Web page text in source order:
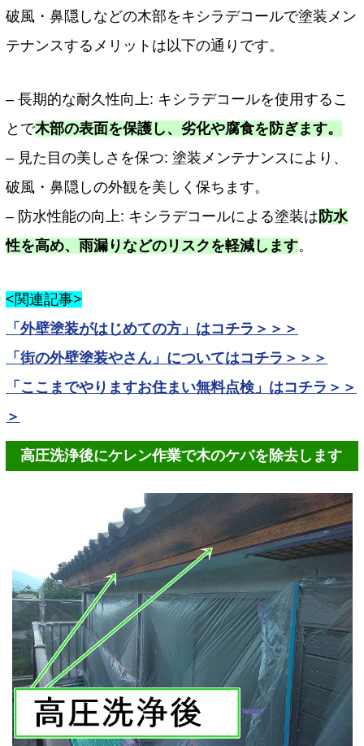
破風・鼻隠しなどの木部をキシラデコールで塗装メン
テナンスするメリットは以下の通りです。
– 長期的な耐久性向上: キシラデコールを使用するこ
とで木部の表面を保護し、劣化や腐食を防ぎます。
– 見た目の美しさを保つ: 塗装メンテナンスにより、
破風・鼻隠しの外観を美しく保ちます。
– 防水性能の向上: キシラデコールによる塗装は 防水
性を高め、雨漏りなどのリスクを軽減します。
<関連記事>
「外壁塗装がはじめての方」はコチラ＞＞＞
「街の外壁塗装やさん」についてはコチラ＞＞＞
「ここまでやりますお住まい無料点検」はコチラ＞＞
＞
高圧洗浄後にケレン作業で木のケバを除去します